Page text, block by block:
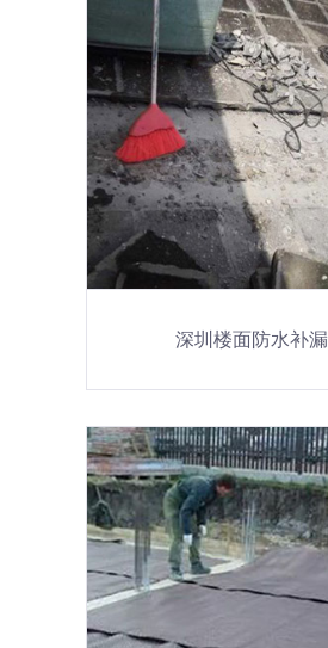
深圳楼面防水补漏